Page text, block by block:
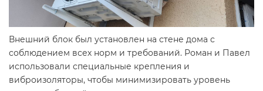
Внешний блок был установлен на стене дома с
соблюдением всех норм и требований. Роман и Павел
использовали специальные крепления и
виброизоляторы, чтобы минимизировать уровень